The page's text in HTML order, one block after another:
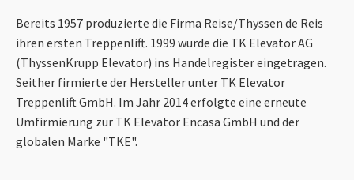
Bereits 1957 produzierte die Firma Reise/Thyssen de Reis
ihren ersten Treppenlift. 1999 wurde die TK Elevator AG
(ThyssenKrupp Elevator) ins Handelregister eingetragen.
Seither firmierte der Hersteller unter TK Elevator
Treppenlift GmbH. Im Jahr 2014 erfolgte eine erneute
Umfirmierung zur TK Elevator Encasa GmbH und der
globalen Marke "TKE".